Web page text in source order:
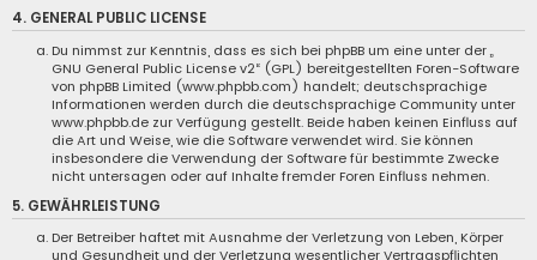
4. GENERAL PUBLIC LICENSE
Du nimmst zur Kenntnis, dass es sich bei phpBB um eine unter der „
GNU General Public License v2“ (GPL) bereitgestellten Foren-Software
von phpBB Limited (www.phpbb.com) handelt; deutschsprachige
Informationen werden durch die deutschsprachige Community unter
www.phpbb.de zur Verfügung gestellt. Beide haben keinen Einfluss auf
die Art und Weise, wie die Software verwendet wird. Sie können
insbesondere die Verwendung der Software für bestimmte Zwecke
nicht untersagen oder auf Inhalte fremder Foren Einfluss nehmen.
5. GEWÄHRLEISTUNG
Der Betreiber haftet mit Ausnahme der Verletzung von Leben, Körper
und Gesundheit und der Verletzung wesentlicher Vertragspflichten